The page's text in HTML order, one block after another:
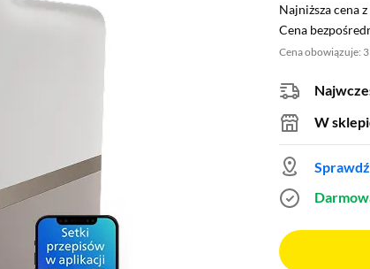
Najniższa cena
Najniższa cena
Cena
Cena
Cena obowiązuje:
W